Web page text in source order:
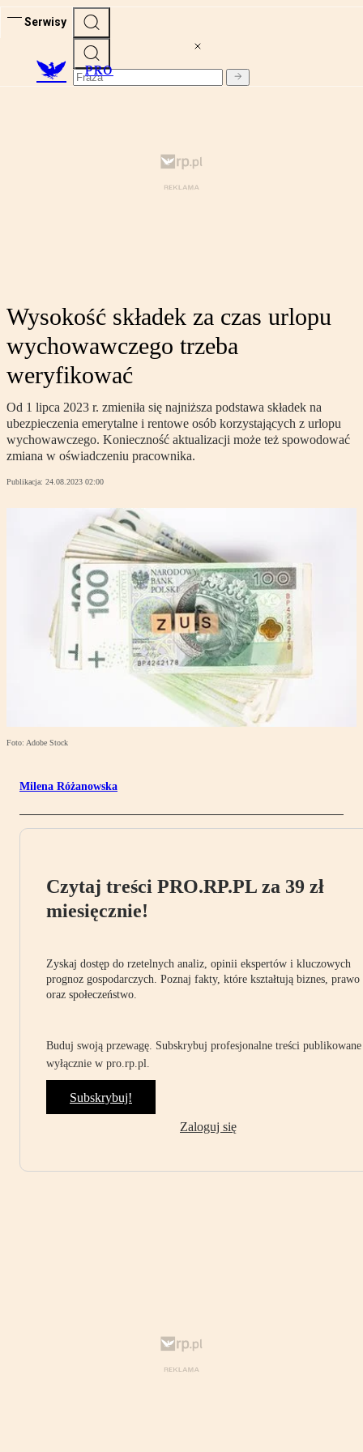
Serwisy
PRO
Wysokość składek za czas urlopu
wychowawczego trzeba
weryfikować
Od 1 lipca 2023 r. zmieniła się najniższa podstawa składek na
ubezpieczenia emerytalne i rentowe osób korzystających z urlopu
wychowawczego. Konieczność aktualizacji może też spowodować
zmiana w oświadczeniu pracownika.
Publikacja: 24.08.2023 02:00
Foto: Adobe Stock
Milena Różanowska
Czytaj treści PRO.RP.PL za 39 zł
miesięcznie!
Zyskaj dostęp do rzetelnych analiz, opinii ekspertów i kluczowych
prognoz gospodarczych. Poznaj fakty, które kształtują biznes, prawo
oraz społeczeństwo.
Buduj swoją przewagę. Subskrybuj profesjonalne treści publikowane
wyłącznie w pro.rp.pl.
Subskrybuj!
Zaloguj się